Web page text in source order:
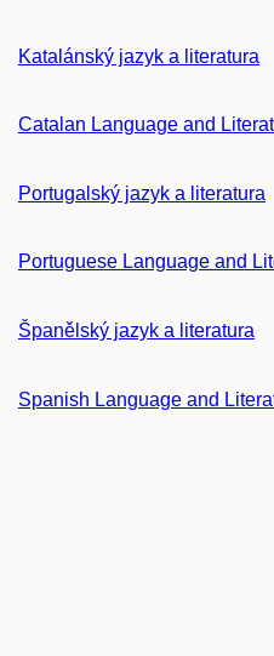
Katalánský jazyk a literatura
Catalan Language and
Portugalský jazyk a literatura
Portuguese Language and
Španělský jazyk a literatura
Spanish Language and